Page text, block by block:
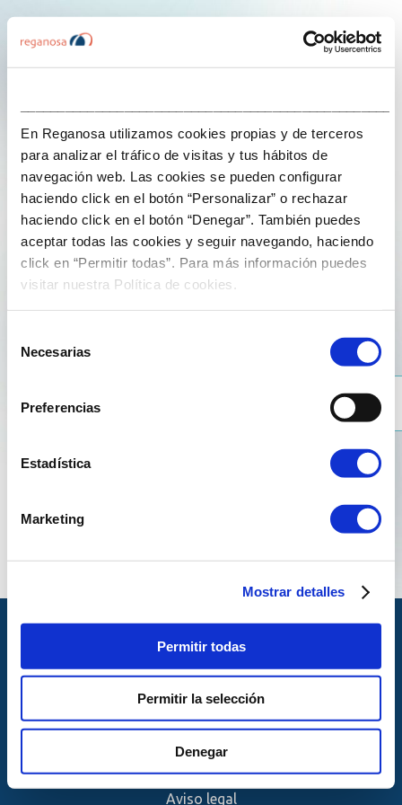
En Reganosa utilizamos cookies propias y de terceros
para analizar el tráfico de visitas y tus hábitos de
navegación web. Las cookies se pueden configurar
haciendo click en el botón “Personalizar” o rechazar
haciendo click en el botón “Denegar”. También puedes
aceptar todas las cookies y seguir navegando, haciendo
click en “Permitir todas”. Para más información puedes
visitar nuestra Política de cookies.
Necesarias
Preferencias
Estadística
Marketing
Mostrar detalles
Permitir todas
Permitir la selección
Denegar
Contámoscho
29 de Novembro de 2024
¿Qué es OIIO?
Aviso legal
© Copyright Reganosa 2024